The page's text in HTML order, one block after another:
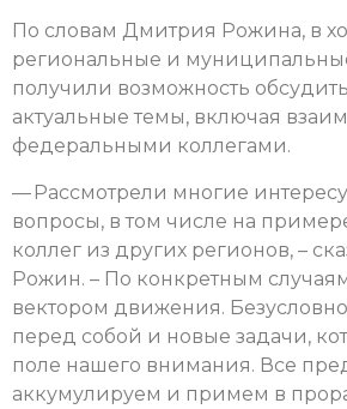
По словам Дмитрия Рожина, в
региональные и
получили возможность
актуальные темы, включая
федеральными коллегами.
— Рассмотрели многие
вопросы, в том числе на
коллег из других регионов, –
Рожин. – По конкретным
вектором движения.
перед собой и новые задачи,
поле нашего внимания. Все
аккумулируем и примем в